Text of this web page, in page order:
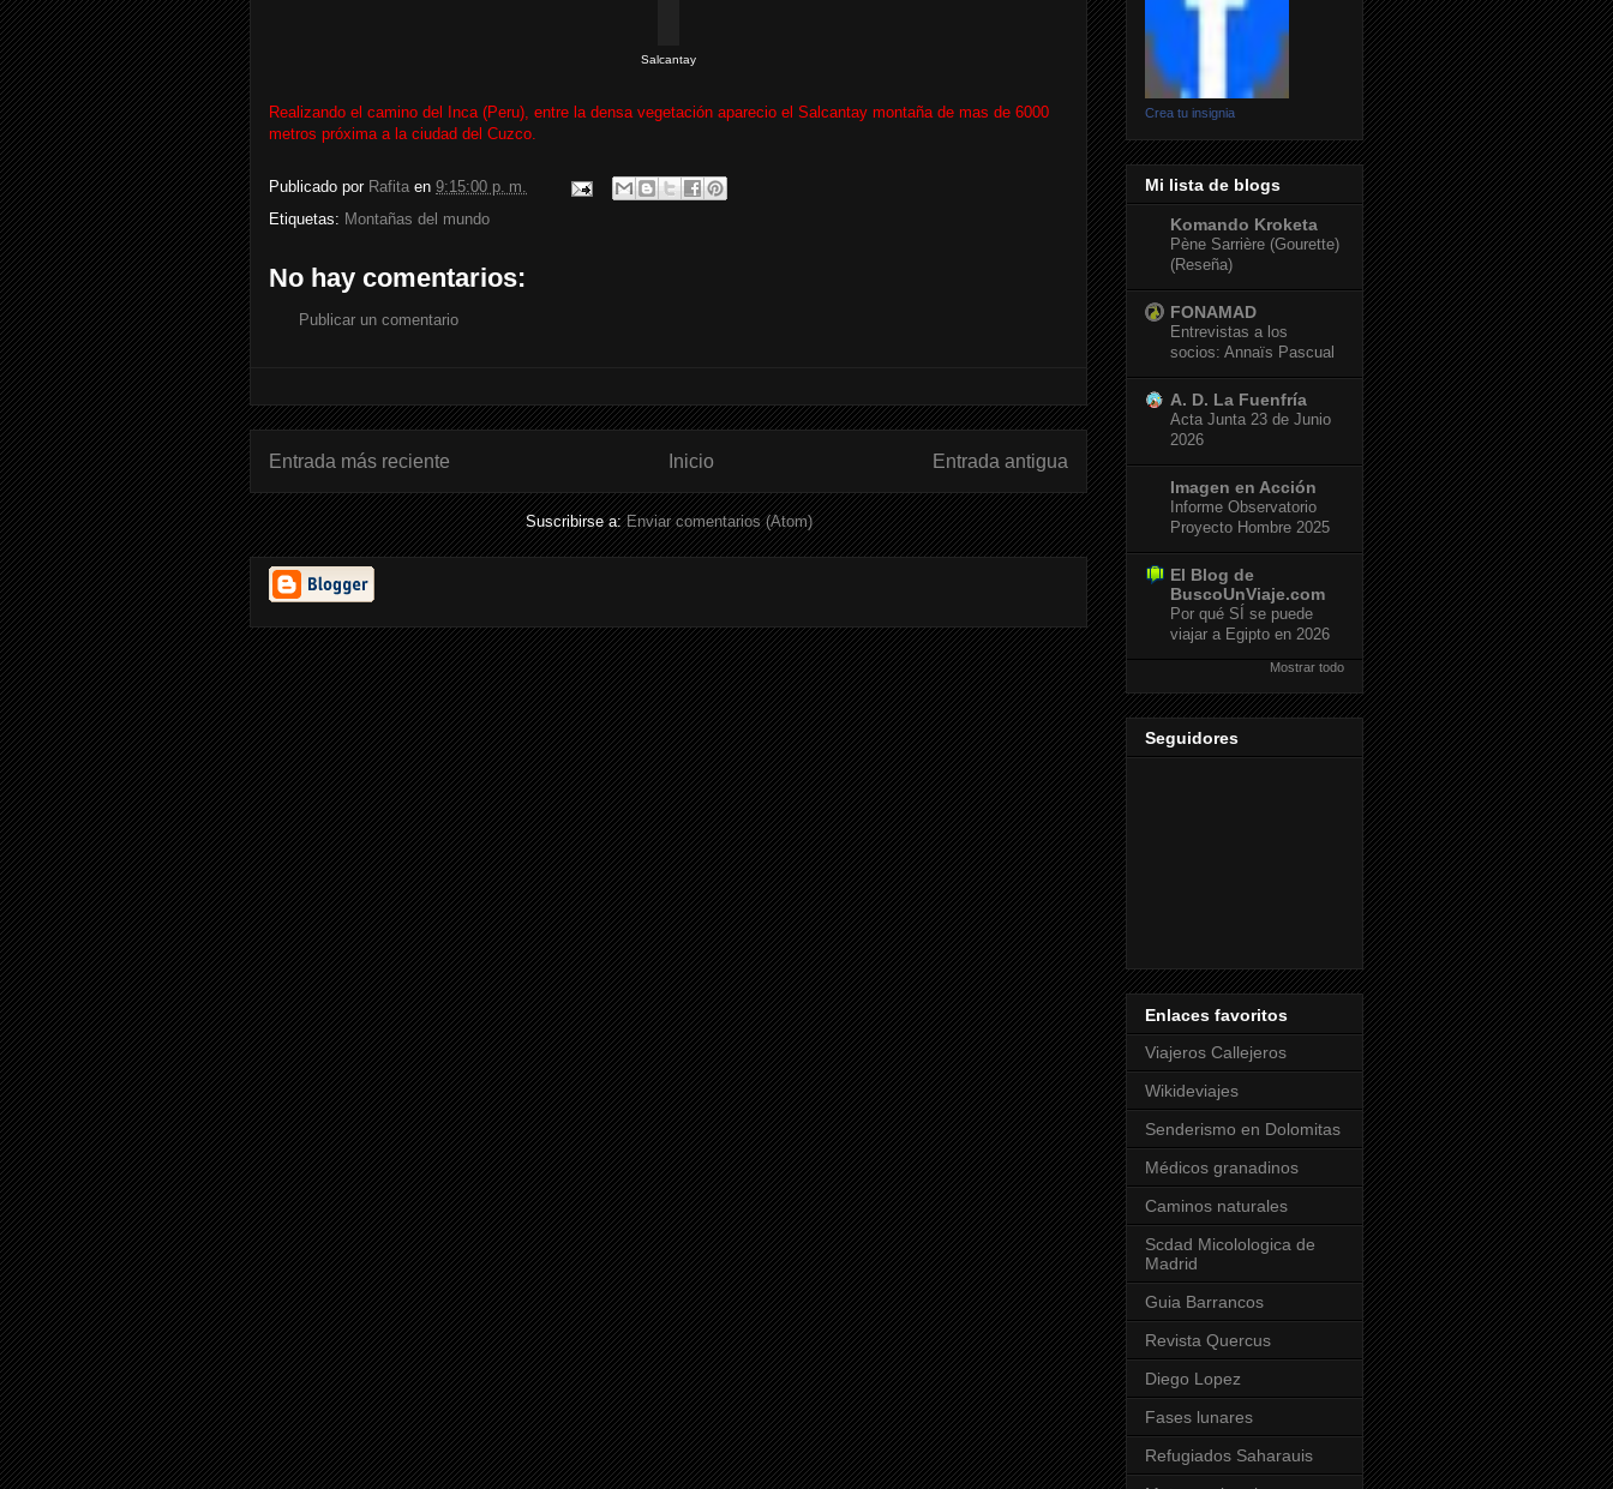
Salcantay
Realizando el camino del Inca (Peru), entre la densa vegetación aparecio el Salcantay montaña de mas de 6000
metros próxima a la ciudad del Cuzco.
Publicado por Rafita en 9:15:00 p. m.
Etiquetas: Montañas del mundo
No hay comentarios:
Publicar un comentario
Entrada más reciente Entrada antigua
Inicio
Suscribirse a:Enviar comentarios (Atom)
Crea tu insignia
Mi lista de blogs
Komando Kroketa
Pène Sarrière (Gourette)
(Reseña)
FONAMAD
Entrevistas a los
socios: Annaïs Pascual
A. D. La Fuenfría
Acta Junta 23 de Junio
2026
Imagen en Acción
Informe Observatorio
Proyecto Hombre 2025
El Blog de
BuscoUnViaje.com
Por qué SÍ se puede
viajar a Egipto en 2026
Mostrar todo
Seguidores
Enlaces favoritos
Viajeros Callejeros
Wikideviajes
Senderismo en Dolomitas
Médicos granadinos
Caminos naturales
Scdad Micolologica de
Madrid
Guia Barrancos
Revista Quercus
Diego Lopez
Fases lunares
Refugiados Saharauis